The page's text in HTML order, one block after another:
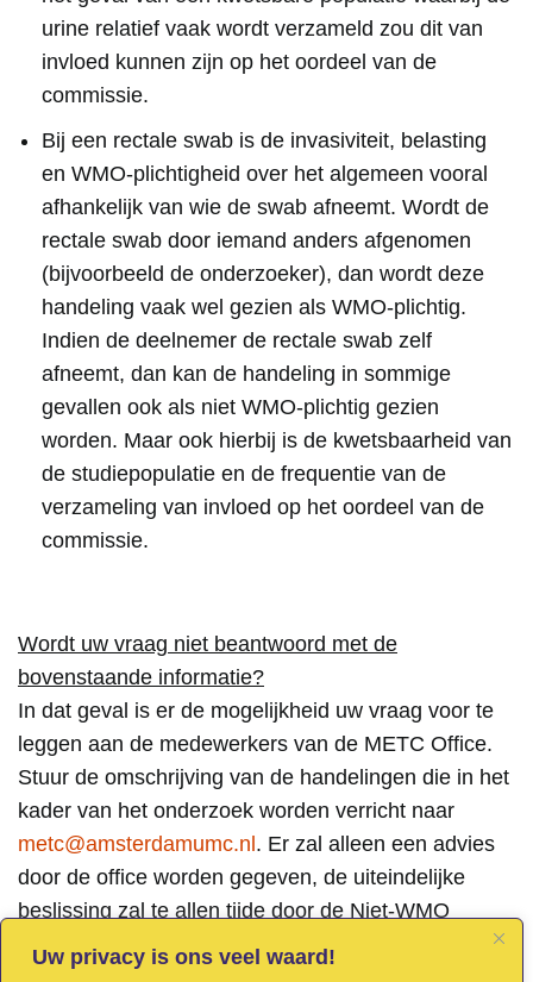
Uw privacy is ons veel waard!
urine relatief vaak wordt verzameld zou dit van
invloed kunnen zijn op het oordeel van de
commissie.
Bij een rectale swab is de invasiviteit, belasting
en WMO-plichtigheid over het algemeen vooral
afhankelijk van wie de swab afneemt. Wordt de
rectale swab door iemand anders afgenomen
(bijvoorbeeld de onderzoeker), dan wordt deze
handeling vaak wel gezien als WMO-plichtig.
Indien de deelnemer de rectale swab zelf
afneemt, dan kan de handeling in sommige
gevallen ook als niet WMO-plichtig gezien
worden. Maar ook hierbij is de kwetsbaarheid van
de studiepopulatie en de frequentie van de
verzameling van invloed op het oordeel van de
commissie.
Wordt uw vraag niet beantwoord met de
bovenstaande informatie?
In dat geval is er de mogelijkheid uw vraag voor te
leggen aan de medewerkers van de METC Office.
Stuur de omschrijving van de handelingen die in het
kader van het onderzoek worden verricht naar
metc@amsterdamumc.nl . Er zal alleen een advies
door de office worden gegeven, de uiteindelijke
beslissing zal te allen tijde door de Niet-WMO
Toetsingscommissie worden genomen.